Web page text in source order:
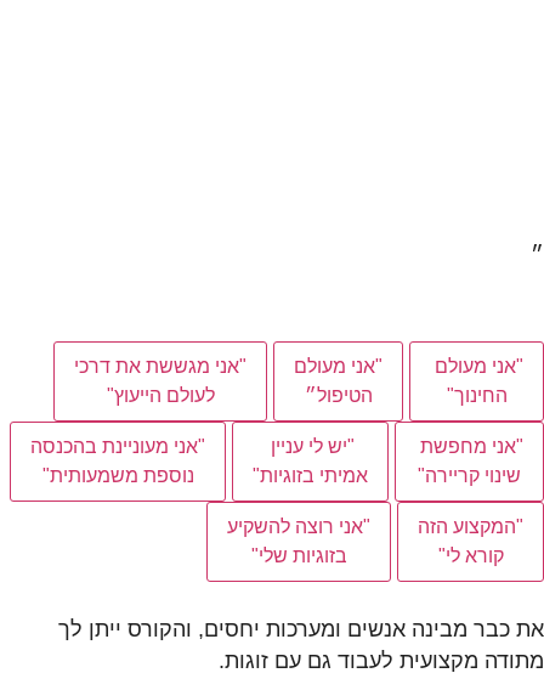
״
"אני מעולם
החינוך"
"אני מעולם
הטיפול״
"אני מגששת את דרכי
לעולם הייעוץ"
"אני מחפשת
שינוי קריירה"
"יש לי עניין
אמיתי בזוגיות"
"אני מעוניינת בהכנסה
נוספת משמעותית"
"המקצוע הזה
קורא לי"
"אני רוצה להשקיע
בזוגיות שלי"
את כבר מבינה אנשים ומערכות יחסים, והקורס ייתן לך
מתודה מקצועית לעבוד גם עם זוגות.